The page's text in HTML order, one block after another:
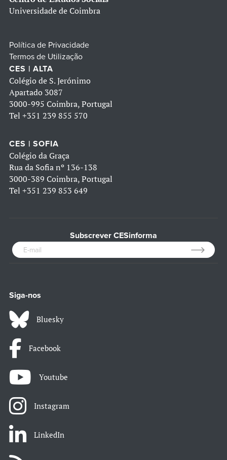
Universidade de Coimbra
Política de Privacidade
Termos de Utilização
CES | ALTA
Colégio de S. Jerónimo
Apartado 3087
3000-995 Coimbra, Portugal
Tel +351 239 855 570
CES | SOFIA
Colégio da Graça
Rua da Sofia nº 136-138
3000-389 Coimbra, Portugal
Tel +351 239 853 649
Subscrever CESinforma
Siga-nos
Bluesky
Facebook
Youtube
Instagram
LinkedIn